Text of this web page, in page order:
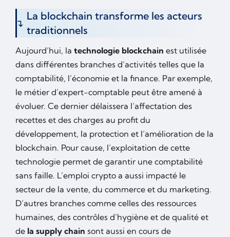
La blockchain transforme les acteurs
traditionnels
Aujourd’hui, la technologie blockchain est utilisée
dans différentes branches d’activités telles que la
comptabilité, l’économie et la finance. Par exemple,
le métier d’expert-comptable peut être amené à
évoluer. Ce dernier délaissera l’affectation des
recettes et des charges au profit du
développement, la protection et l’amélioration de la
blockchain. Pour cause, l’exploitation de cette
technologie permet de garantir une comptabilité
sans faille. L’emploi crypto a aussi impacté le
secteur de la vente, du commerce et du marketing.
D’autres branches comme celles des ressources
humaines, des contrôles d’hygiène et de qualité et
de la supply chain sont aussi en cours de